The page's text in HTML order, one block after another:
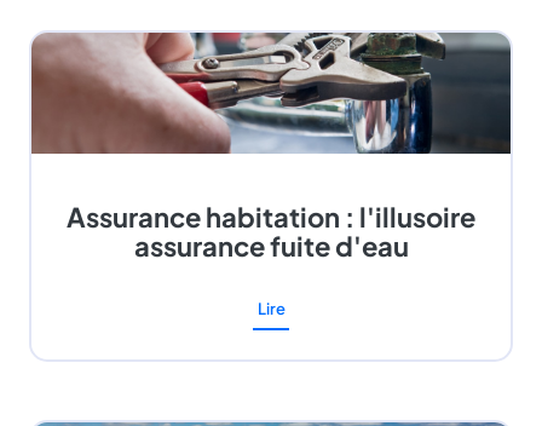
Assurance habitation : l'illusoire
assurance fuite d'eau
Lire